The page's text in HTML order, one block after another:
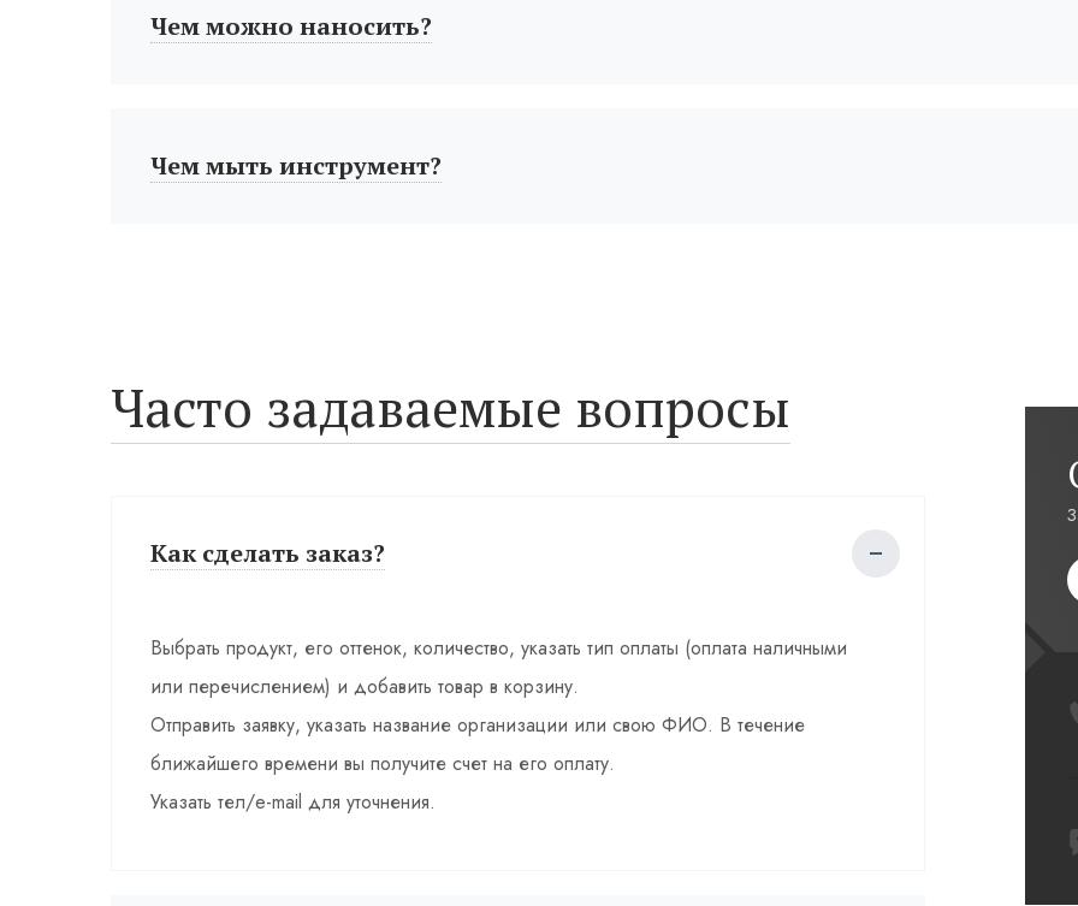
Чем можно наносить?
Чем мыть инструмент?
Часто задаваемые вопросы
Как сделать заказ?
Выбрать продукт, его оттенок, количество, указать тип оплаты (оплата наличными
или перечислением) и добавить товар в корзину.
Отправить заявку, указать название организации или свою ФИО. В течение
ближайшего времени вы получите счет на его оплату.
Указать тел/e-mail для уточнения.